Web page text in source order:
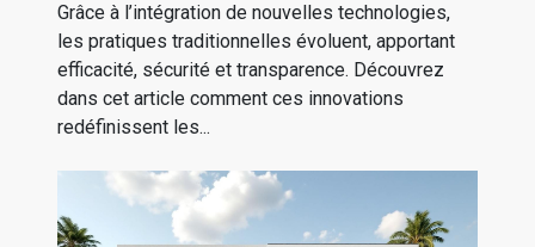
Grâce à l’intégration de nouvelles technologies,
les pratiques traditionnelles évoluent, apportant
efficacité, sécurité et transparence. Découvrez
dans cet article comment ces innovations
redéfinissent les...